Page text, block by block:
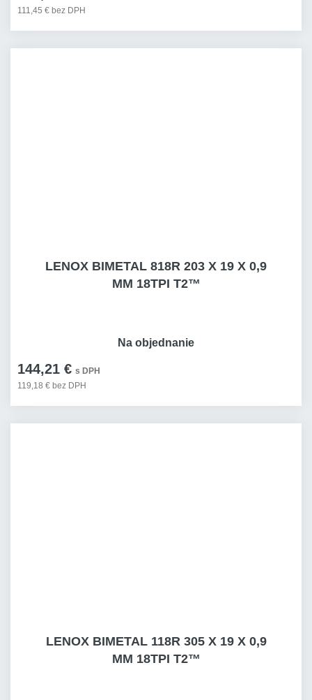
111,45 € bez DPH
LENOX BIMETAL 818R 203 X 19 X 0,9
MM 18TPI T2™
144,21 € s DPH
119,18 € bez DPH
Na objednanie
LENOX BIMETAL 118R 305 X 19 X 0,9
MM 18TPI T2™